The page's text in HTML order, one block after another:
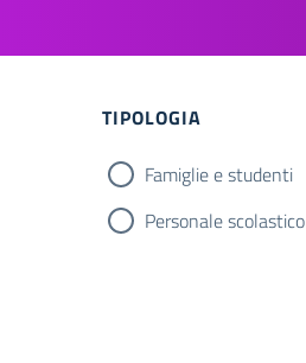
TIPOLOGIA
Famiglie e studenti
Personale scolastico